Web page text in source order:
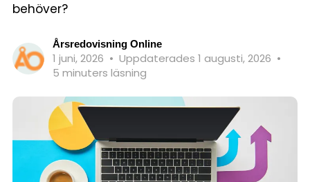
behöver?
Årsredovisning Online
1 juni, 2026 • Uppdaterades 1 augusti, 2026 •
5 minuters läsning